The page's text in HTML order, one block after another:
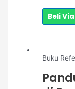
Beli
Buku